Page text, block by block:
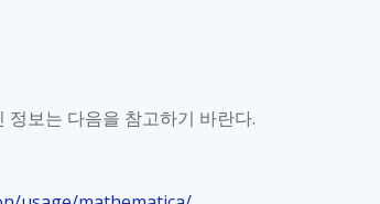
정보는 다음을 참고하기 바란다.